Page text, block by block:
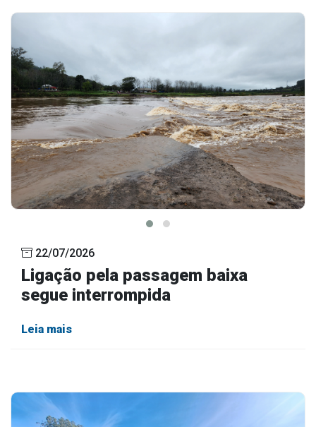
22/07/2026
Ligação pela passagem baixa
segue interrompida
Leia mais